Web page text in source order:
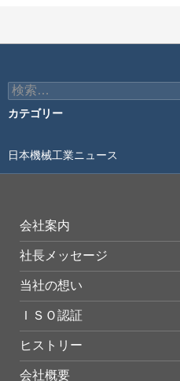
検
索:
カテゴリー
日本機械工業ニュース
会社案内
社長メッセージ
当社の想い
ＩＳＯ認証
ヒストリー
会社概要